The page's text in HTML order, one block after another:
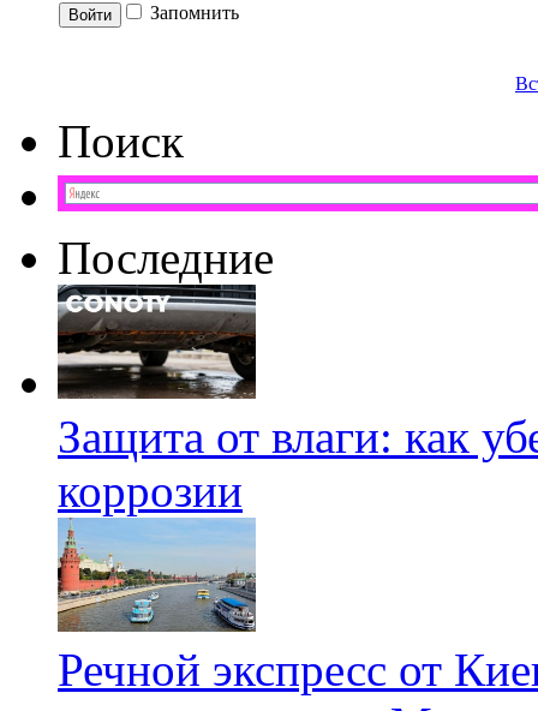
Запомнить
Поиск
Последние
Защита от влаги: как
коррозии
Речной экспресс от